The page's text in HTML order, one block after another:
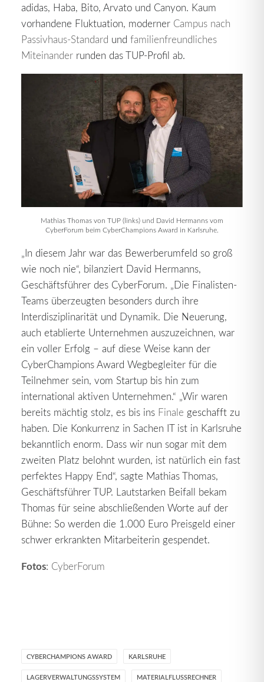
adidas, Haba, Bito, Arvato und Canyon. Kaum
vorhandene Fluktuation, moderner Campus nach
Passivhaus-Standard und familienfreundliches
Miteinander runden das TUP-Profil ab.
Mathias Thomas von TUP (links) und David Hermanns vom
CyberForum beim CyberChampions Award in Karlsruhe.
„In diesem Jahr war das Bewerberumfeld so groß
wie noch nie“, bilanziert David Hermanns,
Geschäftsführer des CyberForum. „Die Finalisten-
Teams überzeugten besonders durch ihre
Interdisziplinarität und Dynamik. Die Neuerung,
auch etablierte Unternehmen auszuzeichnen, war
ein voller Erfolg – auf diese Weise kann der
CyberChampions Award Wegbegleiter für die
Teilnehmer sein, vom Startup bis hin zum
international aktiven Unternehmen.“ „Wir waren
bereits mächtig stolz, es bis ins Finale geschafft zu
haben. Die Konkurrenz in Sachen IT ist in Karlsruhe
bekanntlich enorm. Dass wir nun sogar mit dem
zweiten Platz belohnt wurden, ist natürlich ein fast
perfektes Happy End“, sagte Mathias Thomas,
Geschäftsführer TUP. Lautstarken Beifall bekam
Thomas für seine abschließenden Worte auf der
Bühne: So werden die 1.000 Euro Preisgeld einer
schwer erkrankten Mitarbeiterin gespendet.
Fotos: CyberForum
CYBERCHAMPIONS AWARD KARLSRUHE
LAGERVERWALTUNGSSYSTEM MATERIALFLUSSRECHNER